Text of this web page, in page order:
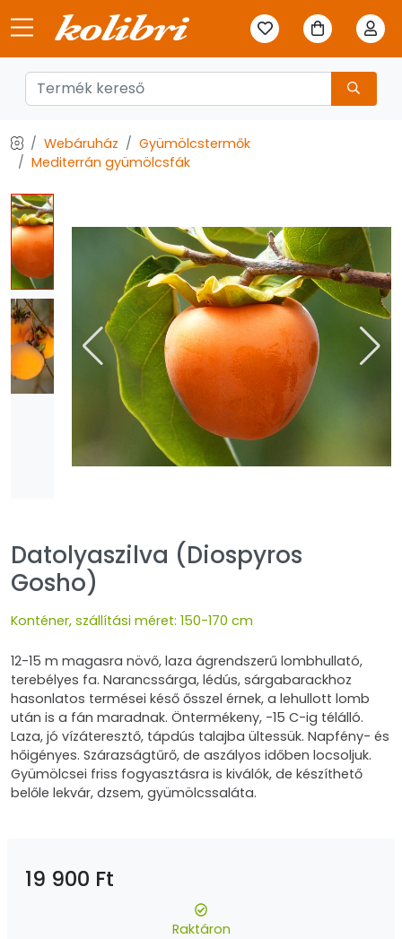
Webáruház
Gyümölcstermők
Mediterrán gyümölcsfák
Datolyaszilva (Diospyros
Gosho)
Konténer, szállítási méret: 150-170 cm
12-15 m magasra növő, laza ágrendszerű lombhullató,
terebélyes fa. Narancssárga, lédús, sárgabarackhoz
hasonlatos termései késő ősszel érnek, a lehullott lomb
után is a fán maradnak. Öntermékeny, -15 C-ig télálló.
Laza, jó vízáteresztő, tápdús talajba ültessük. Napfény- és
hőigényes. Szárazságtűrő, de aszályos időben locsoljuk.
Gyümölcsei friss fogyasztásra is kiválók, de készíthető
belőle lekvár, dzsem, gyümölcssaláta.
19 900 Ft
Raktáron